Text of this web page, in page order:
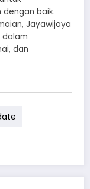
baik.
Jayawijaya
dan